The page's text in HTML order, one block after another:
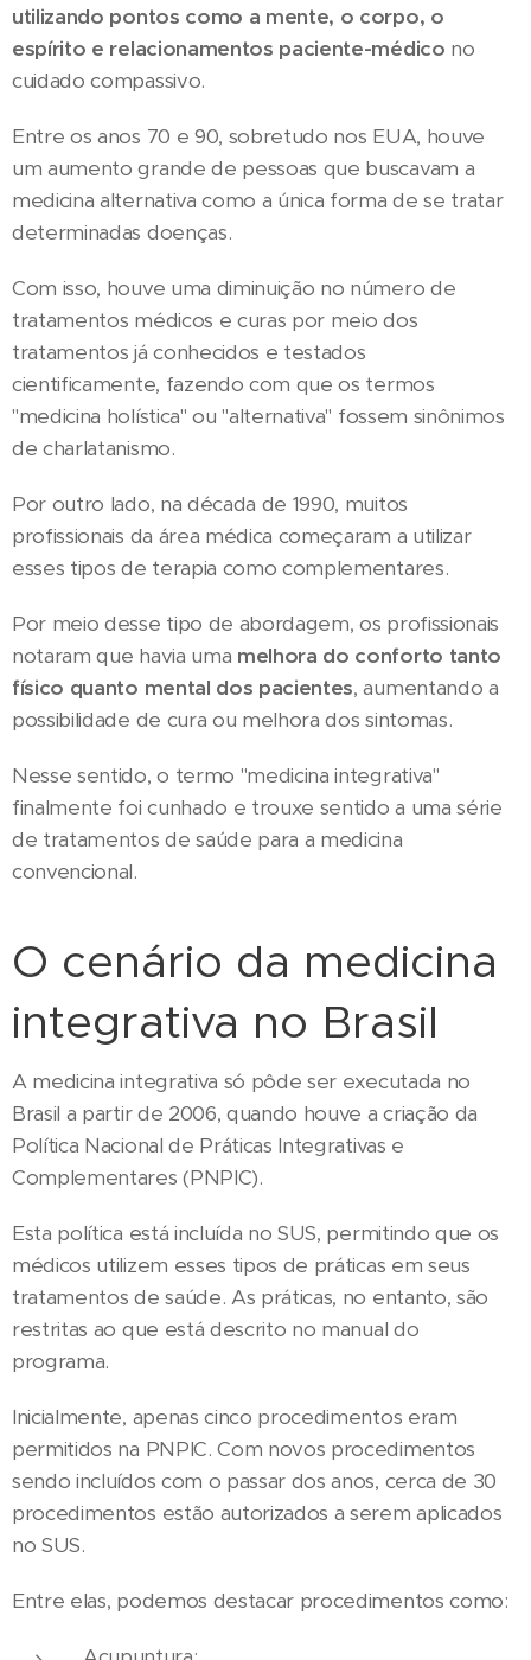
utilizando pontos como a mente, o corpo, o
espírito e relacionamentos paciente-médico no
cuidado compassivo.
Entre os anos 70 e 90, sobretudo nos EUA, houve
um aumento grande de pessoas que buscavam a
medicina alternativa como a única forma de se tratar
determinadas doenças.
Com isso, houve uma diminuição no número de
tratamentos médicos e curas por meio dos
tratamentos já conhecidos e testados
cientificamente, fazendo com que os termos
"medicina holística" ou "alternativa" fossem sinônimos
de charlatanismo.
Por outro lado, na década de 1990, muitos
profissionais da área médica começaram a utilizar
esses tipos de terapia como complementares.
Por meio desse tipo de abordagem, os profissionais
notaram que havia uma melhora do conforto tanto
físico quanto mental dos pacientes, aumentando a
possibilidade de cura ou melhora dos sintomas.
Nesse sentido, o termo "medicina integrativa"
finalmente foi cunhado e trouxe sentido a uma série
de tratamentos de saúde para a medicina
convencional.
O cenário da medicina
integrativa no Brasil
A medicina integrativa só pôde ser executada no
Brasil a partir de 2006, quando houve a criação da
Política Nacional de Práticas Integrativas e
Complementares (PNPIC).
Esta política está incluída no SUS, permitindo que os
médicos utilizem esses tipos de práticas em seus
tratamentos de saúde. As práticas, no entanto, são
restritas ao que está descrito no manual do
programa.
Inicialmente, apenas cinco procedimentos eram
permitidos na PNPIC. Com novos procedimentos
sendo incluídos com o passar dos anos, cerca de 30
procedimentos estão autorizados a serem aplicados
no SUS.
Entre elas, podemos destacar procedimentos como: